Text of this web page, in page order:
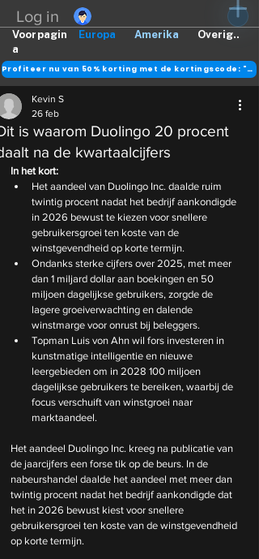
Log in
Europa Amerika Overig..
Voorpagin
a
Profiteer nu van 50% korting met de kortingscode: "DANK"
is waarom Duolingo 20 procent
na de kwartaalcijfers
Kevin S
26 feb
In het kort:
Het aandeel van Duolingo Inc. daalde ruim
twintig procent nadat het bedrijf aankondigde
in 2026 bewust te kiezen voor snellere
gebruikersgroei ten koste van de
winstgevendheid op korte termijn.
Ondanks sterke cijfers over 2025, met meer
dan 1 miljard dollar aan boekingen en 50
miljoen dagelijkse gebruikers, zorgde de
lagere groeiverwachting en dalende
winstmarge voor onrust bij beleggers.
Topman Luis von Ahn wil fors investeren in
kunstmatige intelligentie en nieuwe
leergebieden om in 2028 100 miljoen
dagelijkse gebruikers te bereiken, waarbij de
focus verschuift van winstgroei naar
marktaandeel.
Het aandeel Duolingo Inc. kreeg na publicatie van
de jaarcijfers een forse tik op de beurs. In de
nabeurshandel daalde het aandeel met meer dan
twintig procent nadat het bedrijf aankondigde dat
het in 2026 bewust kiest voor snellere
gebruikersgroei ten koste van de winstgevendheid
op korte termijn.